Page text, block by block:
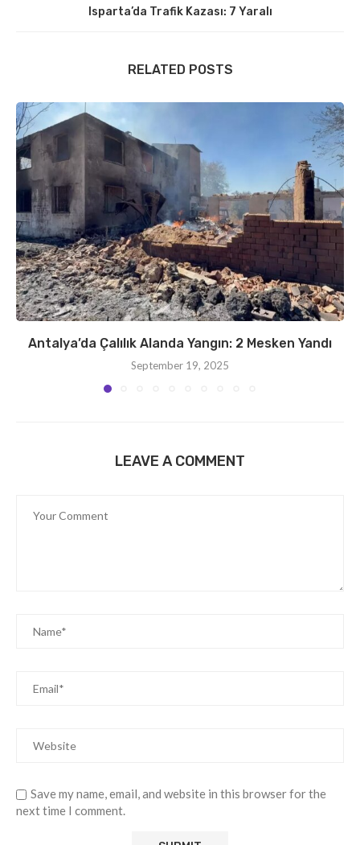
Isparta’da Trafik Kazası: 7 Yaralı
RELATED POSTS
Antalya’da Çalılık Alanda Yangın: 2 Mesken Yandı
September 19, 2025
LEAVE A COMMENT
Save my name, email, and website in this browser for the
next time I comment.